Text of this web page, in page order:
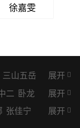
徐嘉雯
三山五岳
展开
二 卧龙
CP BUG
展开
张佳宁
展开